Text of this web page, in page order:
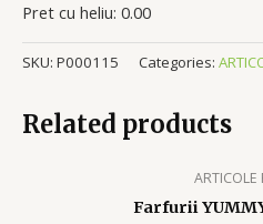
Pret cu heliu: 0.00
SKU: P000115 Categories:
Related products
ARTICOLE
Farfurii